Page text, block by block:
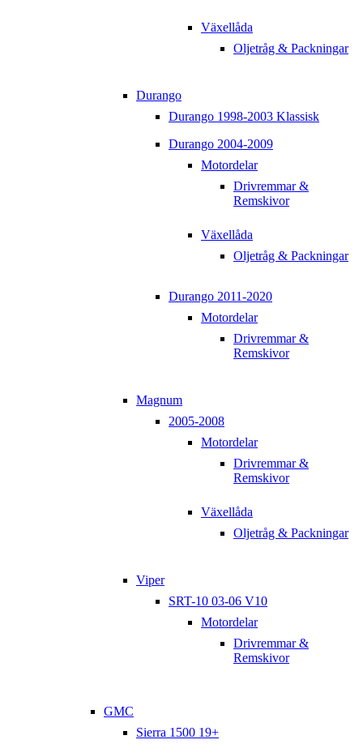
Växellåda
Oljetråg & Packningar
Durango
Durango 1998-2003 Klassisk
Durango 2004-2009
Motordelar
Drivremmar &
Remskivor
Växellåda
Oljetråg & Packningar
Durango 2011-2020
Motordelar
Drivremmar &
Remskivor
Magnum
2005-2008
Motordelar
Drivremmar &
Remskivor
Växellåda
Oljetråg & Packningar
Viper
SRT-10 03-06 V10
Motordelar
Drivremmar &
Remskivor
GMC
Sierra 1500 19+